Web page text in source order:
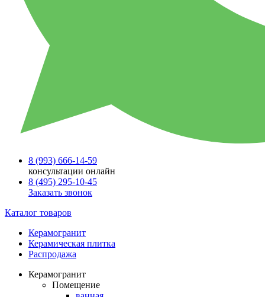
8 (993) 666-14-59
консультации онлайн
8 (495) 295-10-45
Заказать звонок
Каталог товаров
Керамогранит
Керамическая плитка
Распродажа
Керамогранит
Помещение